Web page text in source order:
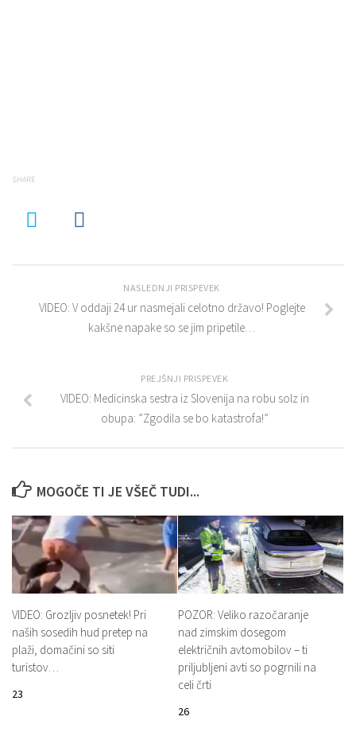
SHARE
NASLEDNJI PRISPEVEK
VIDEO: V oddaji 24 ur nasmejali celotno državo! Poglejte
kakšne napake so se jim pripetile…
PREJŠNJI PRISPEVEK
VIDEO: Medicinska sestra iz Slovenija na robu solz in
obupa: ”Zgodila se bo katastrofa!”
MOGOČE TI JE VŠEČ TUDI...
VIDEO: Grozljiv posnetek! Pri
naših sosedih hud pretep na
plaži, domačini so siti
turistov…
23
POZOR: Veliko razočaranje
nad zimskim dosegom
električnih avtomobilov – ti
priljubljeni avti so pogrnili na
celi črti
26